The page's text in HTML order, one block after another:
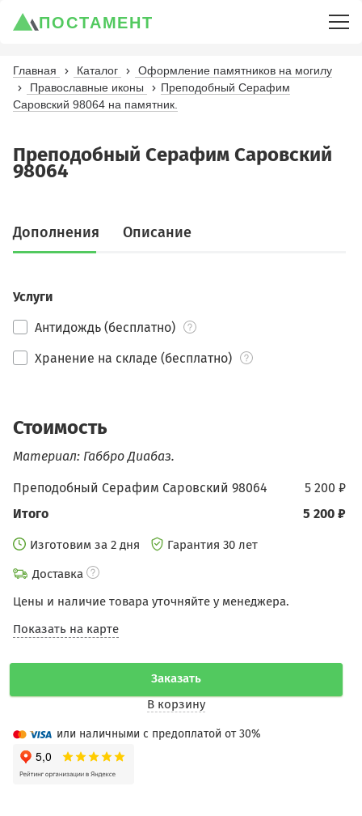
ПОСТАМЕНТ
Главная Каталог
Оформление памятников на могилу
Православные иконы
Преподобный Серафим
Саровский 98064 на памятник.
Преподобный Серафим Саровский
98064
Дополнения Описание
Услуги
Антидождь (бесплатно)
Хранение на складе (бесплатно)
Стоимость
Материал: Габбро Диабаз.
5 200 ₽
Преподобный Серафим Саровский 98064
5 200 ₽
Итого
Изготовим за 2 дня
Гарантия 30 лет
Доставка
Цены и наличие товара уточняйте у менеджера.
Показать на карте
Заказать
В корзину
или наличными с предоплатой от 30%